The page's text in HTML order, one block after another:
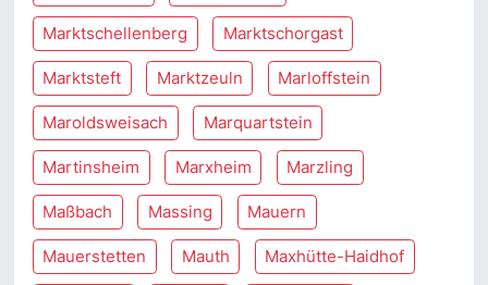
Marktschellenberg Marktschorgast
Marktsteft Marktzeuln Marloffstein
Maroldsweisach Marquartstein
Martinsheim Marxheim Marzling
Maßbach Massing Mauern
Mauerstetten Mauth Maxhütte-Haidhof